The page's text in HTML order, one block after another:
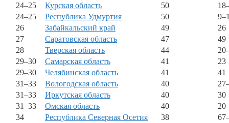
24–25
Курская область 50
24–25
Республика Удмуртия 50
26
Забайкальский край 49
26
27
Саратовская область 47
49
28
Тверская область 44
29–30
Самарская область 41
23
29–30
Челябинская область 41
41
31–33
Вологодская область 40
31–33
Иркутская область 40
30
31–33
Омская область 40
34
Республика Северная Осетия 38